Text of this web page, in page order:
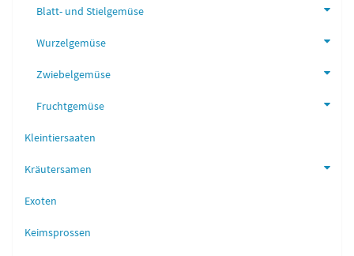
Blatt- und Stielgemüse
Wurzelgemüse
Zwiebelgemüse
Fruchtgemüse
Kleintiersaaten
Kräutersamen
Exoten
Keimsprossen